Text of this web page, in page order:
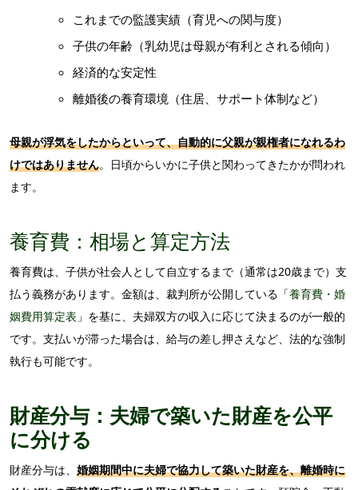
これまでの監護実績（育児への関与度）
子供の年齢（乳幼児は母親が有利とされる傾向）
経済的な安定性
離婚後の養育環境（住居、サポート体制など）
母親が浮気をしたからといって、自動的に父親が親権者になれるわ
けではありません。日頃からいかに子供と関わってきたかが問われ
ます。
養育費：相場と算定方法
養育費は、子供が社会人として自立するまで（通常は20歳まで）支
払う義務があります。金額は、裁判所が公開している「養育費・婚
姻費用算定表 」を基に、夫婦双方の収入に応じて決まるのが一般的
です。支払いが滞った場合は、給与の差し押さえなど、法的な強制
執行も可能です。
財産分与：夫婦で築いた財産を公平
に分ける
財産分与は、 婚姻期間中に夫婦で協力して築いた財産を、離婚時に